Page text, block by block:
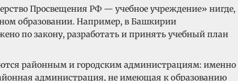
Просвещения РФ — учебное учреждение» нигде,
образовании. Например, в Башкирии
по закону, разработать и принять учебный план
районным и городским администрациям: именно
администрация, не имеющая к образованию